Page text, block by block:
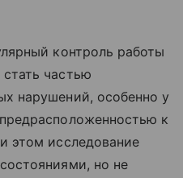
контроль работы
частью
нарушений, особенно у
к
этом исследование
но не